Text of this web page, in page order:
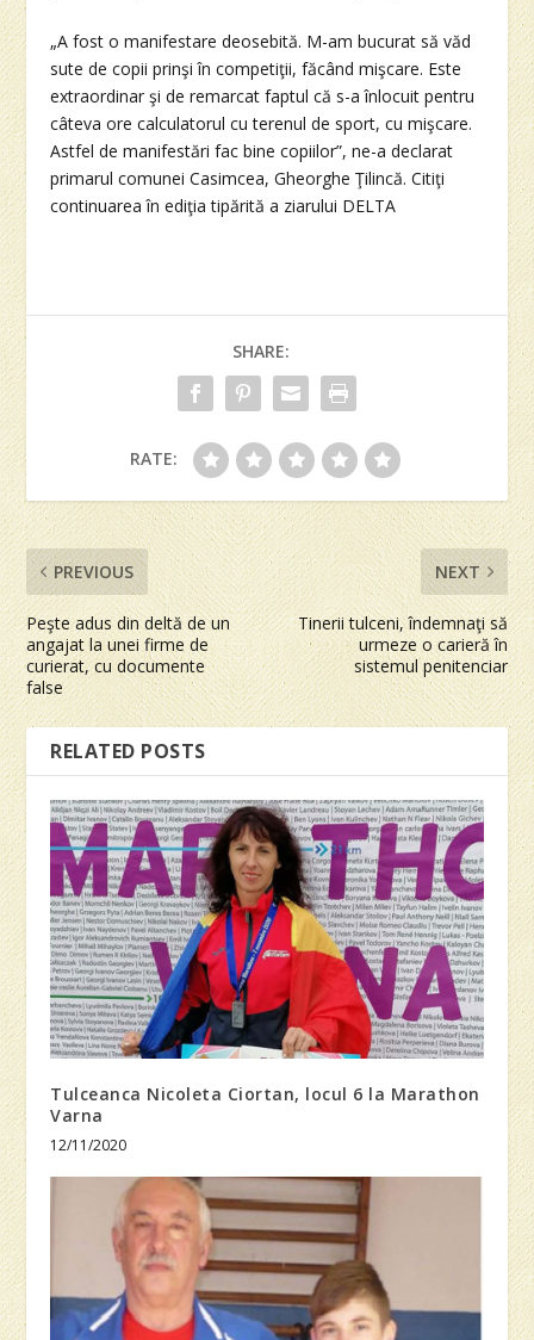
„A fost o manifestare deosebită. M-am bucurat să văd
sute de copii prinşi în competiţii, făcând mişcare. Este
extraordinar şi de remarcat faptul că s-a înlocuit pentru
câteva ore calculatorul cu terenul de sport, cu mişcare.
Astfel de manifestări fac bine copiilor”, ne-a declarat
primarul comunei Casimcea, Gheorghe Ţilincă. Citiţi
continuarea în ediţia tipărită a ziarului DELTA
SHARE:
RATE:
PREVIOUS
Peşte adus din deltă de un
angajat la unei firme de
curierat, cu documente
false
NEXT
Tinerii tulceni, îndemnaţi să
urmeze o carieră în
sistemul penitenciar
RELATED POSTS
Tulceanca Nicoleta Ciortan, locul 6 la Marathon
Varna
12/11/2020